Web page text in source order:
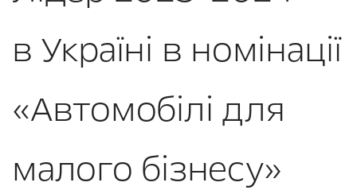
в Україні в номінації
«Автомобілі для
малого бізнесу»